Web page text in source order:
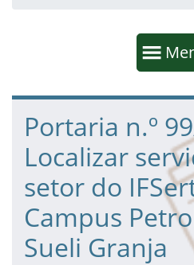
Fim da navegação
Início do conteúdo
Portaria n.º
Localizar
setor do
Campus
Sueli Granja